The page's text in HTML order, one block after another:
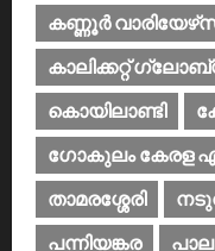
കണ്ണൂര്‍
കാലിക്കറ്റ്
കൊയിലാണ്ടി
ഗോകുലം കേരള
താമരശ്ശേരി
പന്നിയങ്കര